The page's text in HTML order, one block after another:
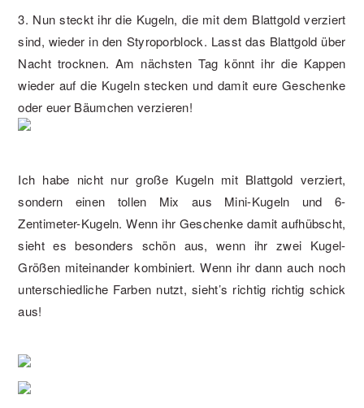
3. Nun steckt ihr die Kugeln, die mit dem Blattgold verziert
sind, wieder in den Styroporblock. Lasst das Blattgold über
Nacht trocknen. Am nächsten Tag könnt ihr die Kappen
wieder auf die Kugeln stecken und damit eure Geschenke
oder euer Bäumchen verzieren!
Ich habe nicht nur große Kugeln mit Blattgold verziert,
sondern einen tollen Mix aus Mini-Kugeln und 6-
Zentimeter-Kugeln. Wenn ihr Geschenke damit aufhübscht,
sieht es besonders schön aus, wenn ihr zwei Kugel-
Größen miteinander kombiniert. Wenn ihr dann auch noch
unterschiedliche Farben nutzt, sieht’s richtig richtig schick
aus!